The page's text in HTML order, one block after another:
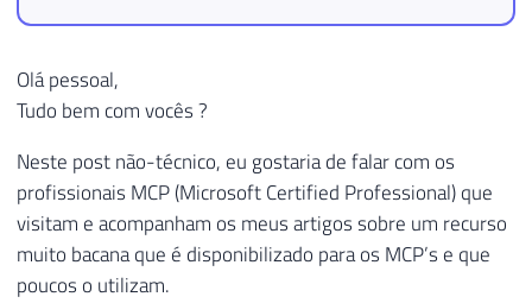
Olá pessoal,
Tudo bem com vocês ?
Neste post não-técnico, eu gostaria de falar com os
profissionais MCP (Microsoft Certified Professional) que
visitam e acompanham os meus artigos sobre um recurso
muito bacana que é disponibilizado para os MCP’s e que
poucos o utilizam.